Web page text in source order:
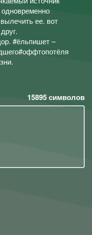
ее. вот
мой друг.
#ёльпишет –
15895символов